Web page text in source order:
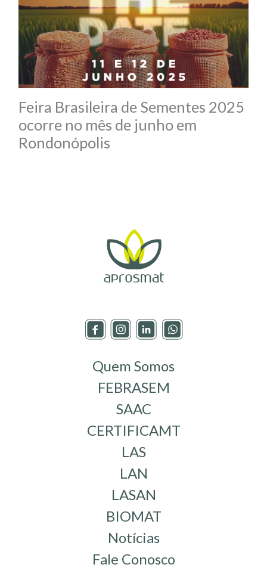
Feira Brasileira de Sementes 2025
ocorre no mês de junho em
Rondonópolis
Quem Somos
FEBRASEM
SAAC
CERTIFICAMT
LAS
LAN
LASAN
BIOMAT
Notícias
Fale Conosco